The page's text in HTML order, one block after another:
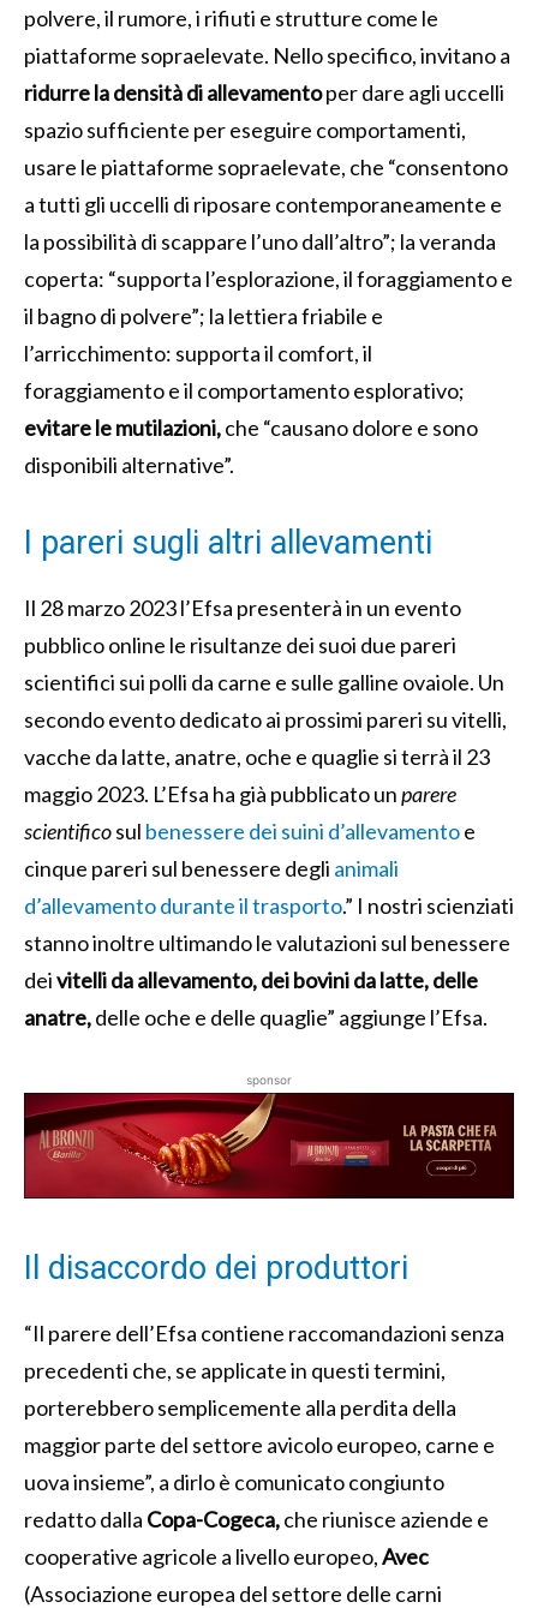
polvere, il rumore, i rifiuti e strutture come le
piattaforme sopraelevate. Nello specifico, invitano a
ridurre la densità di allevamentoper dare agli uccelli
spazio sufficiente per eseguire comportamenti,
usare le piattaforme sopraelevate, che “consentono
a tutti gli uccelli di riposare contemporaneamente e
la possibilità di scappare l’uno dall’altro”; la veranda
coperta: “supporta l’esplorazione, il foraggiamento e
il bagno di polvere”; la lettiera friabile e
l’arricchimento: supporta il comfort, il
foraggiamento e il comportamento esplorativo;
evitare le mutilazioni,che “causano dolore e sono
disponibili alternative”.
I pareri sugli altri allevamenti
Il 28 marzo 2023 l’Efsa presenterà in un evento
pubblico online le risultanze dei suoi due pareri
scientifici sui polli da carne e sulle galline ovaiole. Un
secondo evento dedicato ai prossimi pareri su vitelli,
vacche da latte, anatre, oche e quaglie si terrà il 23
maggio 2023. L’Efsa ha già pubblicato unparere
scientificosul benessere dei suini d’allevamentoe
cinque pareri sul benessere degli animali
d’allevamento durante il trasporto.” I nostri scienziati
stanno inoltre ultimando le valutazioni sul benessere
deivitelli da allevamento, dei bovini da latte, delle
anatre,delle oche e delle quaglie” aggiunge l’Efsa.
sponsor
Il disaccordo dei produttori
“Il parere dell’Efsa contiene raccomandazioni senza
precedenti che, se applicate in questi termini,
porterebbero semplicemente alla perdita della
maggior parte del settore avicolo europeo, carne e
uova insieme”, a dirlo è comunicato congiunto
redatto dalla Copa-Cogeca,che riunisce aziende e
cooperative agricole a livello europeo,Avec
(Associazione europea del settore delle carni